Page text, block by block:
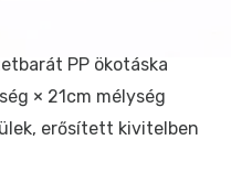
PP ökotáska
× 21cm mélység
erősített kivitelben